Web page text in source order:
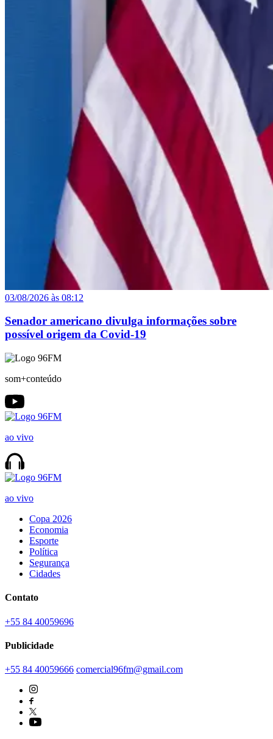
03/08/2026 às 08:12
Senador americano divulga informações sobre
possível origem da Covid-19
som+conteúdo
ao vivo
ao vivo
Copa 2026
Economia
Esporte
Política
Segurança
Cidades
Contato
+55 84 40059696
Publicidade
+55 84 40059666 comercial96fm@gmail.com